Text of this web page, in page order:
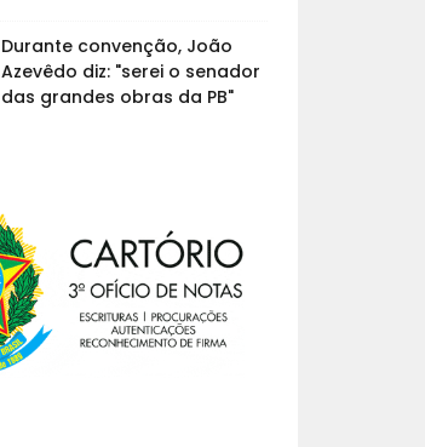
Durante convenção, João
Azevêdo diz: "serei o senador
das grandes obras da PB"